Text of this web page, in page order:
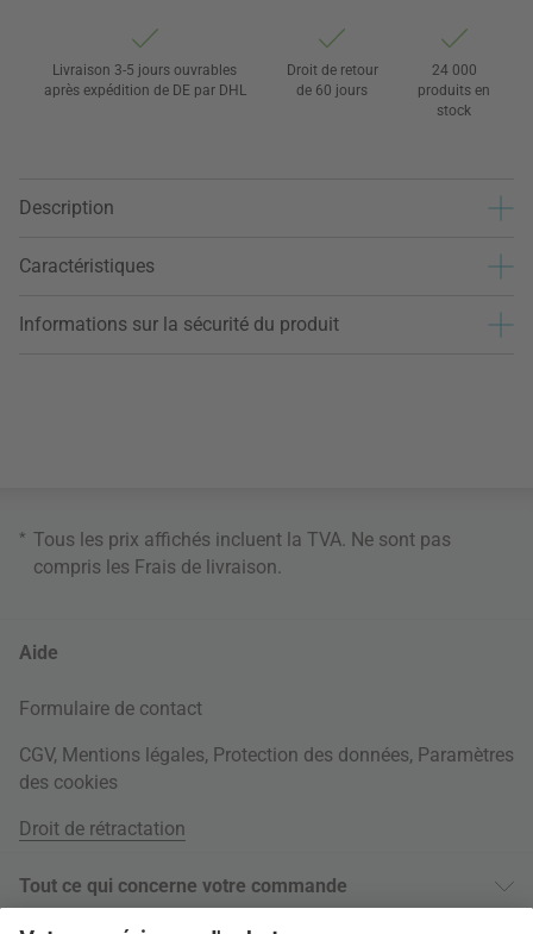
Livraison 3-5 jours ouvrables
après expédition de DE par DHL
Droit de retour
de 60 jours
24 000
produits en
stock
Description
Caractéristiques
Informations sur la sécurité du produit
* Tous les prix affichés incluent la TVA. Ne sont pas
compris les Frais de livraison
Aide
Formulaire de contact
CGV, Mentions légales, Protection des données, Paramètres
des cookies
Droit de rétractation
Tout ce qui concerne votre commande